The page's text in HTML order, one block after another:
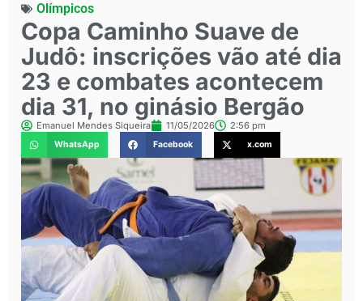
Olímpicos
Copa Caminho Suave de
Judô: inscrições vão até dia
23 e combates acontecem
dia 31, no ginásio Bergão
Emanuel Mendes Siqueira 11/05/2026 2:56 pm
WhatsApp Facebook x.com